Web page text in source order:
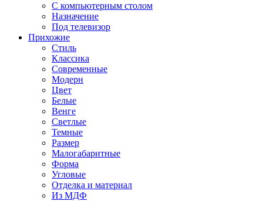
С компьютерным столом
Назначение
Под телевизор
Прихожие
Стиль
Классика
Современные
Модерн
Цвет
Белые
Венге
Светлые
Темные
Размер
Малогабаритные
Форма
Угловые
Отделка и материал
Из МДФ